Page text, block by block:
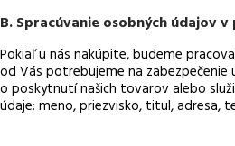
B. Spracúvanie osobných údajov
Pokiaľ u nás nakúpite, budeme
od Vás potrebujeme na zabezpečenie
o poskytnutí našich tovarov alebo
údaje: meno, priezvisko, titul, adresa,